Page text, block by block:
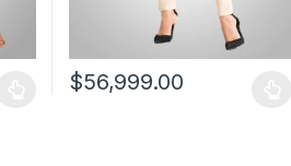
$56,999.00